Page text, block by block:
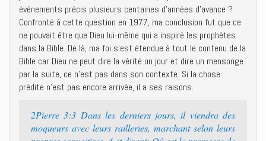
événements précis plusieurs centaines d’années d’avance ?
Confronté à cette question en 1977, ma conclusion fut que ce
ne pouvait être que Dieu lui-même qui a inspiré les prophètes
dans la Bible. De là, ma foi s’est étendue à tout le contenu de la
Bible car Dieu ne peut dire la vérité un jour et dire un mensonge
par la suite, ce n’est pas dans son contexte. Si la chose
prédite n’est pas encore arrivée, il a ses raisons.
2Pierre 3:3 Dans les derniers jours, il viendra des
moqueurs avec leurs railleries, marchant selon leurs